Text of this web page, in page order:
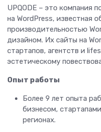
UPQODE – это компания
на WordPress, известная
производительностью
дизайном. Их сайты на
стартапов, агентств и
эстетическому
Опыт работы
Более 9 лет опыта
бизнесом,
регионах.